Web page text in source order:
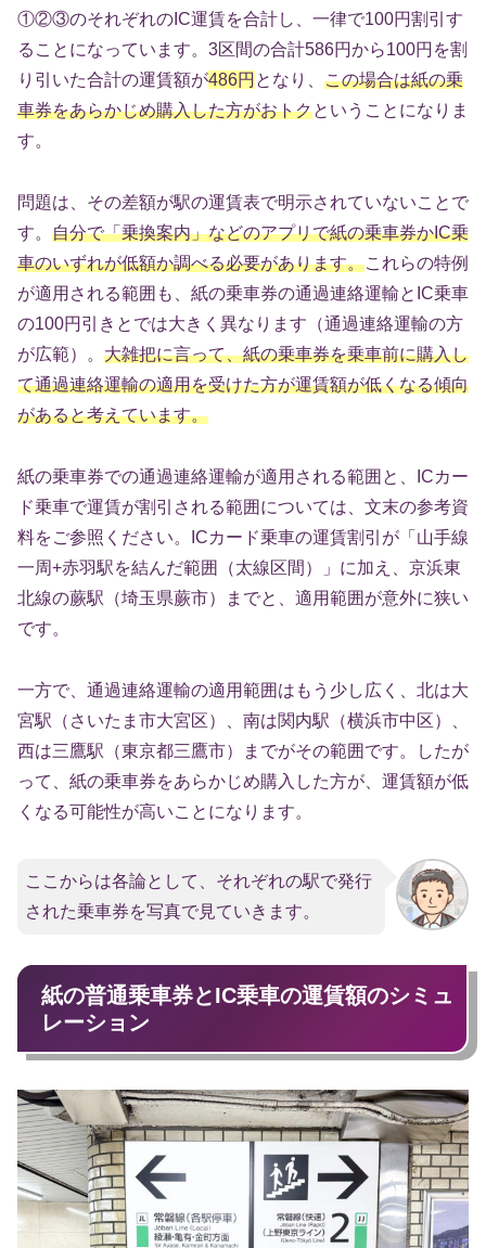
①②③のそれぞれのIC運賃を合計し、一律で100円割引す
ることになっています。3区間の合計586円から100円を割
り引いた合計の運賃額が486円 となり、 この場合は紙の乗
車券をあらかじめ購入した方がおトクということになりま
す。
問題は、その差額が駅の運賃表で明示されていないことで
す。 自分で「乗換案内」などのアプリで紙の乗車券かIC乗
車のいずれが低額か調べる必要があります。これらの特例
が適用される範囲も、紙の乗車券の通過連絡運輸とIC乗車
の100円引きとでは大きく異なります（通過連絡運輸の方
が広範）。 大雑把に言って、紙の乗車券を乗車前に購入し
て通過連絡運輸の適用を受けた方が運賃額が低くなる傾向
があると考えています。
紙の乗車券での通過連絡運輸が適用される範囲と、ICカー
ド乗車で運賃が割引される範囲については、文末の参考資
料をご参照ください。ICカード乗車の運賃割引が「山手線
一周+赤羽駅を結んだ範囲（太線区間）」に加え、京浜東
北線の蕨駅（埼玉県蕨市）までと、適用範囲が意外に狭い
です。
一方で、通過連絡運輸の適用範囲はもう少し広く、北は大
宮駅（さいたま市大宮区）、南は関内駅（横浜市中区）、
西は三鷹駅（東京都三鷹市）までがその範囲です。したが
って、紙の乗車券をあらかじめ購入した方が、運賃額が低
くなる可能性が高いことになります。
ここからは各論として、それぞれの駅で発行
された乗車券を写真で見ていきます。
紙の普通乗車券とIC乗車の運賃額のシミュ
レーション